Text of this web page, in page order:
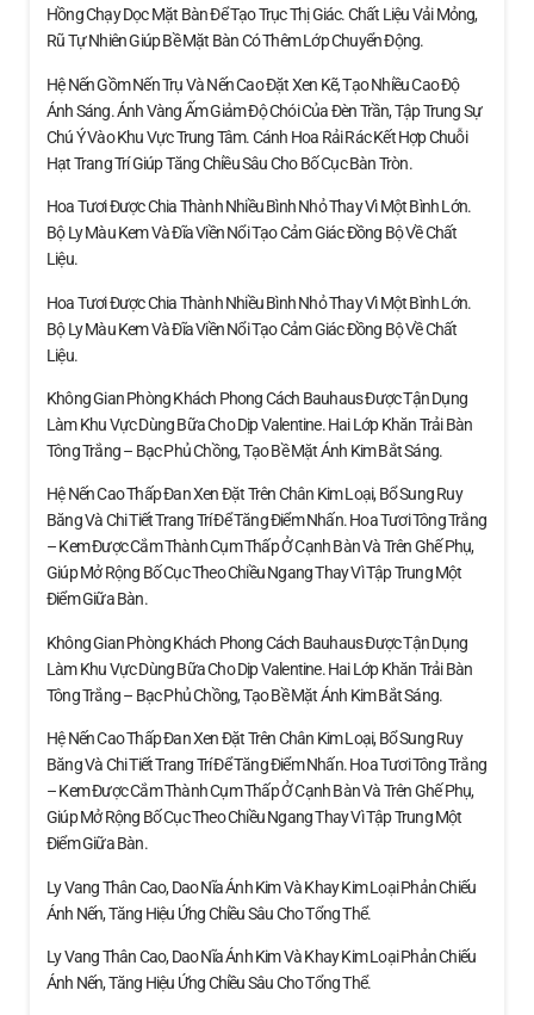
Hồng Chạy Dọc Mặt Bàn Để Tạo Trục Thị Giác. Chất Liệu Vải Mỏng,
Rũ Tự Nhiên Giúp Bề Mặt Bàn Có Thêm Lớp Chuyển Động.
Hệ Nến Gồm Nến Trụ Và Nến Cao Đặt Xen Kẽ, Tạo Nhiều Cao Độ
Ánh Sáng. Ánh Vàng Ấm Giảm Độ Chói Của Đèn Trần, Tập Trung Sự
Chú Ý Vào Khu Vực Trung Tâm. Cánh Hoa Rải Rác Kết Hợp Chuỗi
Hạt Trang Trí Giúp Tăng Chiều Sâu Cho Bố Cục Bàn Tròn.
Hoa Tươi Được Chia Thành Nhiều Bình Nhỏ Thay Vì Một Bình Lớn.
Bộ Ly Màu Kem Và Đĩa Viền Nổi Tạo Cảm Giác Đồng Bộ Về Chất
Liệu.
Hoa Tươi Được Chia Thành Nhiều Bình Nhỏ Thay Vì Một Bình Lớn.
Bộ Ly Màu Kem Và Đĩa Viền Nổi Tạo Cảm Giác Đồng Bộ Về Chất
Liệu.
Không Gian Phòng Khách Phong Cách Bauhaus Được Tận Dụng
Làm Khu Vực Dùng Bữa Cho Dịp Valentine. Hai Lớp Khăn Trải Bàn
Tông Trắng – Bạc Phủ Chồng, Tạo Bề Mặt Ánh Kim Bắt Sáng.
Hệ Nến Cao Thấp Đan Xen Đặt Trên Chân Kim Loại, Bổ Sung Ruy
Băng Và Chi Tiết Trang Trí Để Tăng Điểm Nhấn. Hoa Tươi Tông Trắng
– Kem Được Cắm Thành Cụm Thấp Ở Cạnh Bàn Và Trên Ghế Phụ,
Giúp Mở Rộng Bố Cục Theo Chiều Ngang Thay Vì Tập Trung Một
Điểm Giữa Bàn.
Không Gian Phòng Khách Phong Cách Bauhaus Được Tận Dụng
Làm Khu Vực Dùng Bữa Cho Dịp Valentine. Hai Lớp Khăn Trải Bàn
Tông Trắng – Bạc Phủ Chồng, Tạo Bề Mặt Ánh Kim Bắt Sáng.
Hệ Nến Cao Thấp Đan Xen Đặt Trên Chân Kim Loại, Bổ Sung Ruy
Băng Và Chi Tiết Trang Trí Để Tăng Điểm Nhấn. Hoa Tươi Tông Trắng
– Kem Được Cắm Thành Cụm Thấp Ở Cạnh Bàn Và Trên Ghế Phụ,
Giúp Mở Rộng Bố Cục Theo Chiều Ngang Thay Vì Tập Trung Một
Điểm Giữa Bàn.
Ly Vang Thân Cao, Dao Nĩa Ánh Kim Và Khay Kim Loại Phản Chiếu
Ánh Nến, Tăng Hiệu Ứng Chiều Sâu Cho Tổng Thể.
Ly Vang Thân Cao, Dao Nĩa Ánh Kim Và Khay Kim Loại Phản Chiếu
Ánh Nến, Tăng Hiệu Ứng Chiều Sâu Cho Tổng Thể.